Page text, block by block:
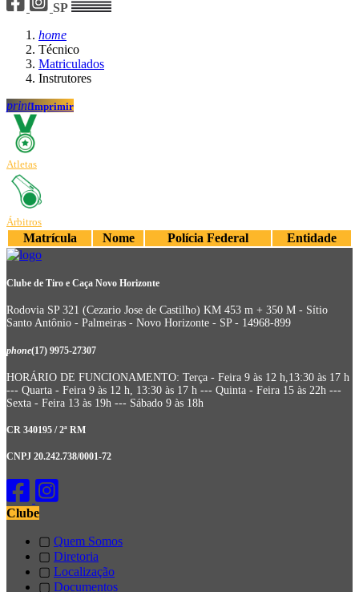
SP
home
Técnico
Matriculados
Instrutores
printImprimir
Atletas
Árbitros
Matrícula Nome Polícia Federal Entidade
Clube de Tiro e Caça Novo Horizonte
Rodovia SP 321 (Cezario Jose de Castilho) KM 453 m + 350 M - Sítio
Santo Antônio - Palmeiras - Novo Horizonte - SP - 14968-899
phone(17) 9975-27307
HORÁRIO DE FUNCIONAMENTO: Terça - Feira 9 às 12 h,13:30 às 17 h
--- Quarta - Feira 9 às 12 h, 13:30 às 17 h --- Quinta - Feira 15 às 22h ---
Sexta - Feira 13 às 19h --- Sábado 9 às 18h
CR 340195 / 2ª RM
CNPJ 20.242.738/0001-72
Clube
▢ Quem Somos
▢ Diretoria
▢ Localização
▢ Documentos